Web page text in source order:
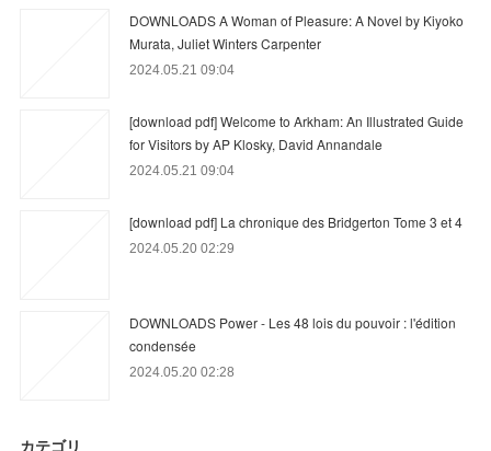
DOWNLOADS A Woman of Pleasure: A Novel by Kiyoko
Murata, Juliet Winters Carpenter
2024.05.21 09:04
[download pdf] Welcome to Arkham: An Illustrated Guide
for Visitors by AP Klosky, David Annandale
2024.05.21 09:04
[download pdf] La chronique des Bridgerton Tome 3 et 4
2024.05.20 02:29
DOWNLOADS Power - Les 48 lois du pouvoir : l'édition
condensée
2024.05.20 02:28
カテゴリ